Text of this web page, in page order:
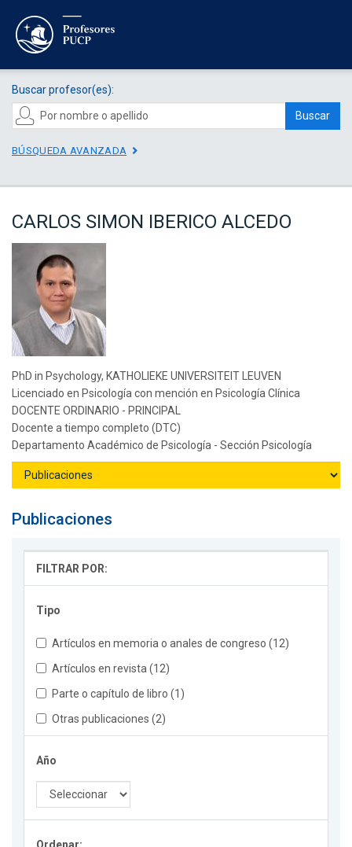
Buscar profesor(es):
Buscar
BÚSQUEDA AVANZADA
CARLOS SIMON IBERICO ALCEDO
PhD in Psychology, KATHOLIEKE UNIVERSITEIT LEUVEN
Licenciado en Psicología con mención en Psicología Clínica
DOCENTE ORDINARIO - PRINCIPAL
Docente a tiempo completo (DTC)
Departamento Académico de Psicología - Sección Psicología
Publicaciones
FILTRAR POR:
Tipo
Artículos en memoria o anales de congreso (12)
Artículos en revista (12)
Parte o capítulo de libro (1)
Otras publicaciones (2)
Año